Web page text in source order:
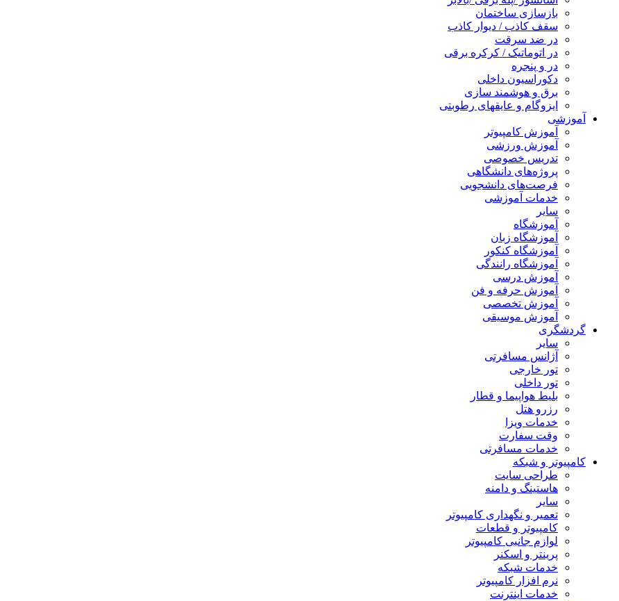
بازسازی ساختمان
سقف کاذب / دیوار کاذب
در ضد سرقت
در اتوماتیک / کرکره برقی
در و پنجره
دکوراسیون داخلی
برق و هوشمند سازی
ایزوگام و عایقهای رطوبتی
آموزشی
آموزش کامپیوتر
آموزش ورزشی
تدریس خصوصی
پروژه‌های دانشگاهی
فرصت‌های دانشجویی
خدمات آموزشی
سایر
آموزشگاه
آموزشگاه زبان
آموزشگاه کنکور
آموزشگاه رانندگی
آموزش درسی
آموزش حرفه و فن
آموزش تخصصی
آموزش موسیقی
گردشگری
سایر
آژانس مسافرتی
تور خارجی
تور داخلی
بلیط هواپیما و قطار
رزرو هتل
خدمات ویزا
وقت سفارت
خدمات مسافرتی
کامپیوتر و شبکه
طراحی سایت
هاستینگ و دامنه
سایر
تعمیر و نگهداری کامپیوتر
کامپیوتر و قطعات
لوازم جانبی کامپیوتر
پرینتر و اسکنر
خدمات شبکه
نرم افزار کامپیوتر
خدمات اینترنت